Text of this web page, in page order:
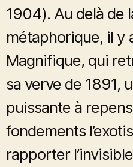
1904). Au delà de
métaphorique, il y
Magnifique, qui
sa verve de 1891,
puissante à
fondements
rapporter